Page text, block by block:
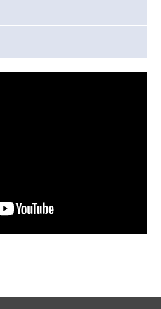
용
절하기
/끄기